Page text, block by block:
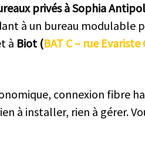
privés à Sophia
à un bureau modulable
à Biot (BAT C – rue Evariste
connexion fibre
à installer, rien à gérer.